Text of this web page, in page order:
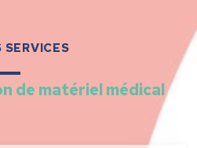
SERVICES
de matériel médical